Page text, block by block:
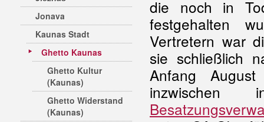
Jonava
Kaunas Stadt
Ghetto Kaunas
Ghetto Kultur
(Kaunas)
Ghetto Widerstand
(Kaunas)
die noch in
festgehalten
Vertretern war
sie schließlich
Anfang
inzwischen